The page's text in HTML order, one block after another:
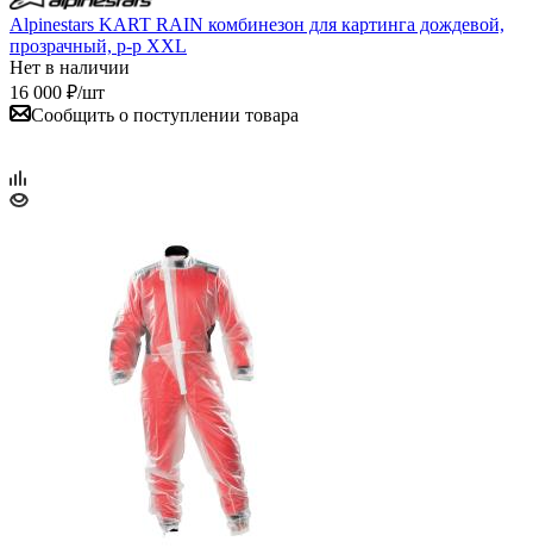
Alpinestars KART RAIN комбинезон для картинга дождевой,
прозрачный, р-р XXL
Нет в наличии
16 000 ₽/шт
Сообщить о поступлении товара